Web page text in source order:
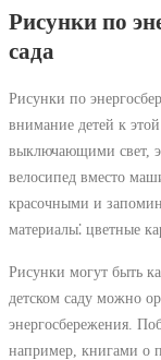
Рисунки по
сада
Рисунки по
внимание детей к
выключающими свет,
велосипед вместо
красочными и
материалы⁚ цветные
Рисунки могут быть
детском саду можно
энергосбережения.
например, книгами о